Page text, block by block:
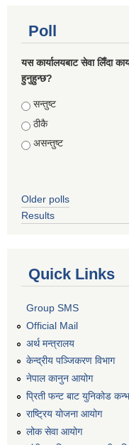
Poll
यस कार्यालयबाट सेवा लिँदा
हुनुहुन्छ?
Choices
सन्तुष्ट
ठीकै
असन्तुष्ट
Older polls
Results
Quick Links
Group SMS
Official Mail
अर्थ मन्त्रालय
केन्द्रीय पञ्जिकरण विभाग
नेपाल कानुन आयोग
प्रिती फन्ट बाट युनिकोड
राष्ट्रिय योजना आयोग
लोक सेवा आयोग